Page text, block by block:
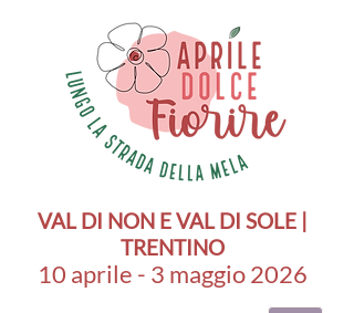
VAL DI NON E VAL DI SOLE |
TRENTINO
10 aprile - 3 maggio 2026